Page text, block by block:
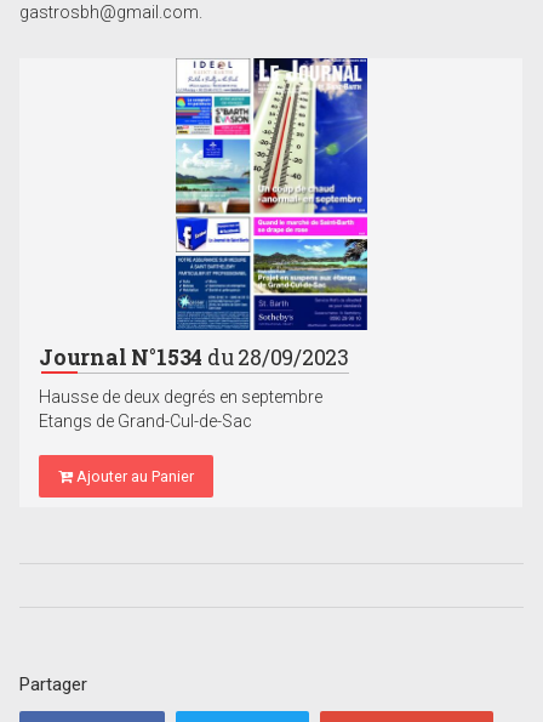
gastrosbh@gmail.com.
Journal N°1534 du 28/09/2023
Hausse de deux degrés en septembre
Etangs de Grand-Cul-de-Sac
Ajouter au Panier
Partager